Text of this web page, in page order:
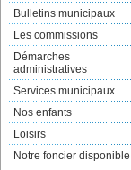
Bulletins municipaux
Les commissions
Démarches
administratives
Services municipaux
Nos enfants
Loisirs
Notre foncier disponible